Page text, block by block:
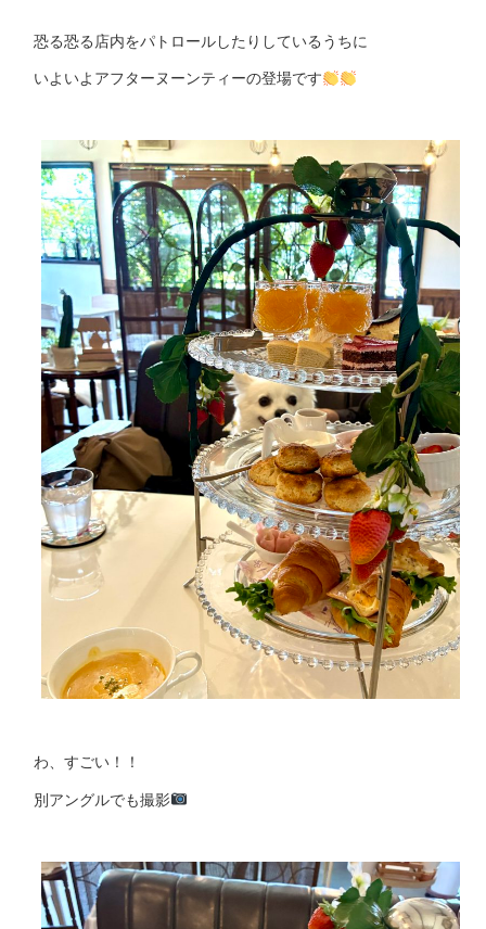
恐る恐る店内をパトロールしたりしているうちに
いよいよアフターヌーンティーの登場です
わ、すごい！！
別アングルでも撮影